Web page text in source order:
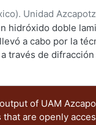
centros
fueron
magnética
Unidad
Sebastián, Lucero
Corona, Víctor
hidróxido doble
a cabo por la
través de
catalítica en
de hidrógeno
of UAM
are openly